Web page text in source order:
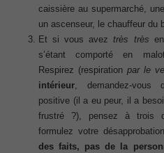
caissière au supermarché,
un ascenseur, le chauffeur du
Et si vous aveztrès très
s’étant comporté en
Respirez (respiration par le
intérieur, demandez-vous
positive (il a eu peur, il a
frustré ?), pensez à trois
formulez votre
des faits, pas de la